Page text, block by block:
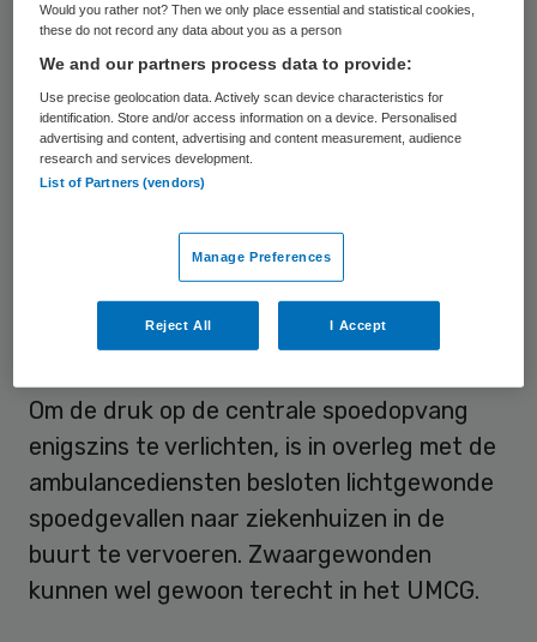
Volgens de zegsvrouw leidt de storing niet
tot gevaarlijke situaties voor patiënten en
kunnen geplande operaties gewoon
doorgang vinden.De storinglevert vooral
ongemak en vertraging op, omdat
processen die normaal digitaal verlopen,
zoals het aanvragen van röntgenfoto’s, nu
handmatig moeten worden verricht.
Lichtgewonden
Om de druk op de centrale spoedopvang
enigszins te verlichten, is in overleg met de
ambulancediensten besloten lichtgewonde
spoedgevallen naar ziekenhuizen in de
buurt te vervoeren. Zwaargewonden
kunnen wel gewoon terecht in het UMCG.
Would you rather not? Then we only place essential and statistical cookies,
these do not record any data about you as a person
We and our partners process data to provide:
Use precise geolocation data. Actively scan device characteristics for
identification. Store and/or access information on a device. Personalised
advertising and content, advertising and content measurement, audience
research and services development.
List of Partners (vendors)
Manage Preferences
Reject All I Accept